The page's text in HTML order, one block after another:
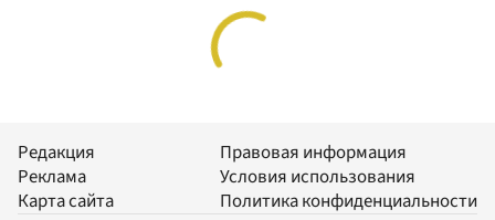
Редакция
Реклама
Карта сайта
Правовая информация
Условия использования
Политика конфиденциальности